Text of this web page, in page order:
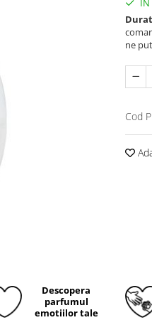
IN
ne
Cod
Descopera
parfumul
emotiilor tale